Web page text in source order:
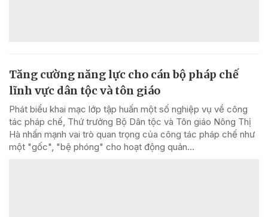
Tăng cường năng lực cho cán bộ pháp chế
lĩnh vực dân tộc và tôn giáo
Phát biểu khai mạc lớp tập huấn một số nghiệp vụ về công
tác pháp chế, Thứ trưởng Bộ Dân tộc và Tôn giáo Nông Thị
Hà nhấn mạnh vai trò quan trọng của công tác pháp chế như
một "gốc", "bệ phóng" cho hoạt động quản...